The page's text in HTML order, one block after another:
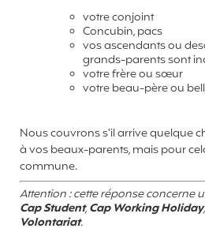
votre conjoint
Concubin, pacs
vos ascendants ou
grands-parents sont
votre frère ou sœur
votre beau-père ou
Nous couvrons s’il arrive quelque
à vos beaux-parents, mais pour
commune.
Attention : cette réponse concerne
Cap Student,Cap Working Holiday,
Volontariat.